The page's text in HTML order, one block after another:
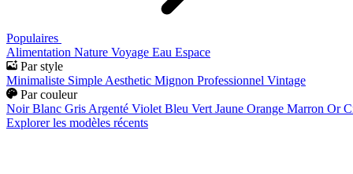
Populaires
Alimentation Nature Voyage Eau Espace
Par style
Minimaliste Simple Aesthetic Mignon Professionnel Vintage
Par couleur
Noir Blanc Gris Argenté Violet Bleu Vert Jaune Orange Marron Or
Explorer les modèles récents